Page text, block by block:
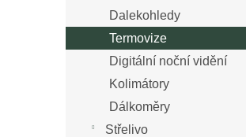
Dalekohledy
Termovize
Digitální noční vidění
Kolimátory
Dálkoměry
Střelivo